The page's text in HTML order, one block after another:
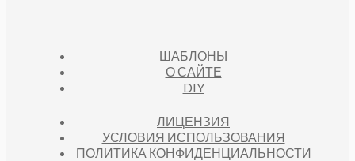
ШАБЛОНЫ
О САЙТЕ
DIY
ЛИЦЕНЗИЯ
УСЛОВИЯ ИСПОЛЬЗОВАНИЯ
ПОЛИТИКА КОНФИДЕНЦИАЛЬНОСТИ